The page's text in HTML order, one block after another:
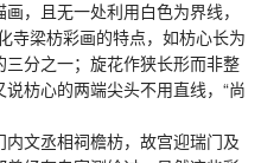
，且无一处利用白色为界线，
寺梁枋彩画的特点，如枋心长为
分之一；旋花作狭长形而非整
枋心的两端尖头不用直线，“尚
文丞相祠檐枋，故宫迎瑞门及